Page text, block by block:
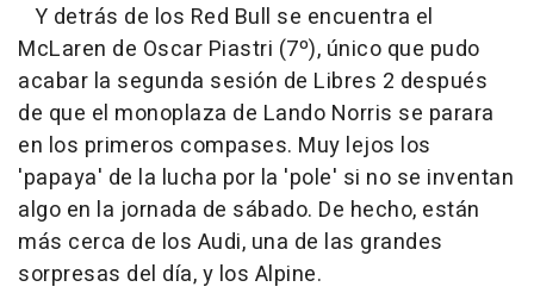
Y detrás de los Red Bull se encuentra el
McLaren de Oscar Piastri (7º), único que pudo
acabar la segunda sesión de Libres 2 después
de que el monoplaza de Lando Norris se parara
en los primeros compases. Muy lejos los
'papaya' de la lucha por la 'pole' si no se inventan
algo en la jornada de sábado. De hecho, están
más cerca de los Audi, una de las grandes
sorpresas del día, y los Alpine.